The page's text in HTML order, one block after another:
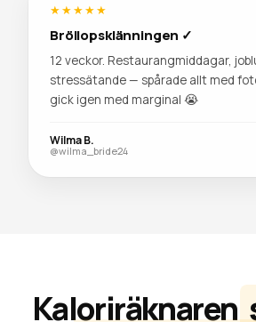
★★★★★
Bröllopsklänningen ✓
12 veckor. Restaurangmiddagar,
stressätande — spårade allt med
gick igen med marginal 😭
Wilma B.
@wilma_bride24
Kaloriräknaren